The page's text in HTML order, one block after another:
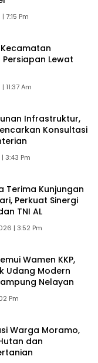
7:15 Pm
Kecamatan
Lewat
Am
Infrastruktur,
Konsultasi
3:43 Pm
Terima Kunjungan
Perkuat Sinergi
TNI AL
| 3:52 Pm
Wamen KKP,
Udang Modern
Nelayan
Pm
Warga Moramo,
dan